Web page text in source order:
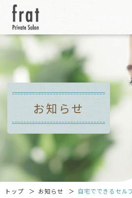
お知らせ
トップ お知らせ 自宅でできるセル